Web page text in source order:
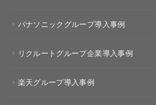
パナソニックグループ導入事例
リクルートグループ企業導入事例
楽天グループ導入事例